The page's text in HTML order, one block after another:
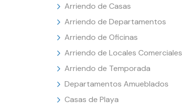
Arriendo de Casas
Arriendo de Departamentos
Arriendo de Oficinas
Arriendo de Locales Comerciales
Arriendo de Temporada
Departamentos Amueblados
Casas de Playa